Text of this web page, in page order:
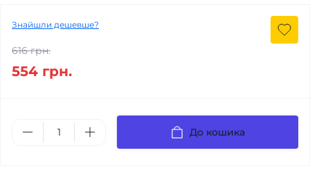
Знайшли дешевше?
616 грн.
554 грн.
До кошика